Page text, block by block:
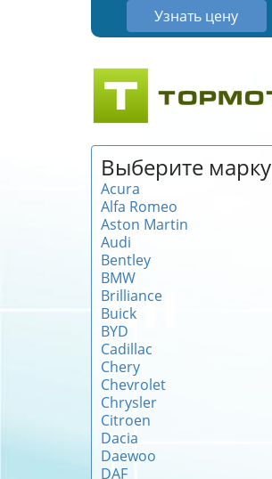
Узнать цену
Выберите марку
Acura
Alfa Romeo
Aston Martin
Audi
Bentley
BMW
Brilliance
Buick
BYD
Cadillac
Chery
Chevrolet
Chrysler
Citroen
Dacia
Daewoo
DAF